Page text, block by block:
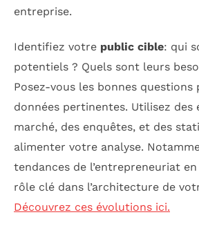
entreprise.
Identifiez votre public cible: qui
potentiels ? Quels sont leurs
Posez-vous les bonnes
données pertinentes. Utilisez des
marché, des enquêtes, et des
alimenter votre analyse.
tendances de l’entrepreneuriat
rôle clé dans l’architecture de
Découvrez ces évolutions ici.